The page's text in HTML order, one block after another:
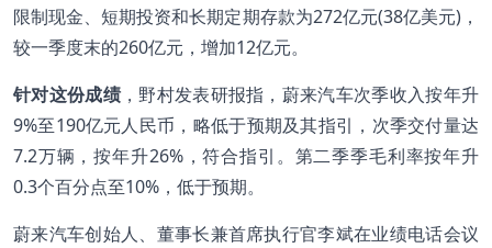
限制现金、短期投资和长期定期存款为272亿元(38亿美元)，
较一季度末的260亿元，增加12亿元。
针对这份成绩，野村发表研报指，蔚来汽车次季收入按年升
9%至190亿元人民币，略低于预期及其指引，次季交付量达
7.2万辆，按年升26%，符合指引。第二季季毛利率按年升
0.3个百分点至10%，低于预期。
蔚来汽车创始人、董事长兼首席执行官李斌在业绩电话会议